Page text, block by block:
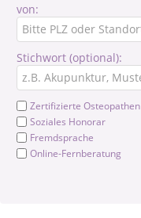
von:
Stichwort (optional):
Zertifizierte Osteopathen
Soziales Honorar
Fremdsprache
Online-Fernberatung